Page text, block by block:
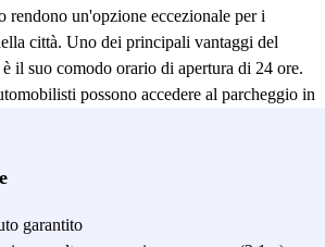
rendono un'opzione eccezionale per i
città. Uno dei principali vantaggi del
il suo comodo orario di apertura di 24 ore.
possono accedere al parcheggio in
è vivace e le attività commerciali si
è stato semplificato grazie al lettore di targhe,
garantito